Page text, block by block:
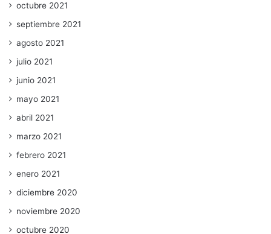
octubre 2021
septiembre 2021
agosto 2021
julio 2021
junio 2021
mayo 2021
abril 2021
marzo 2021
febrero 2021
enero 2021
diciembre 2020
noviembre 2020
octubre 2020